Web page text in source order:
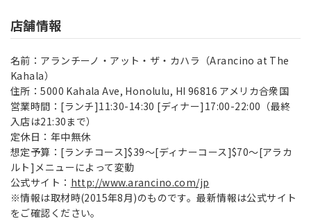
店舗情報
名前：アランチーノ・アット・ザ・カハラ（Arancino at The
Kahala）
住所：5000 Kahala Ave, Honolulu, HI 96816 アメリカ合衆国
営業時間：[ランチ]11:30-14:30 [ディナー]17:00-22:00（最終
入店は21:30まで）
定休日：年中無休
想定予算：[ランチコース]$39～[ディナーコース]$70～[アラカ
ルト]メニューによって変動
公式サイト： http://www.arancino.com/jp
※情報は取材時(2015年8月)のものです。最新情報は公式サイト
をご確認ください。